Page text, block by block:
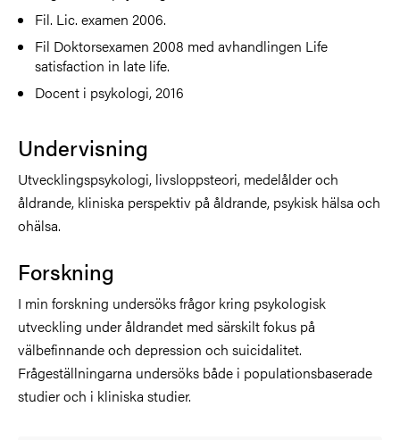
Fil. Lic. examen 2006.
Fil Doktorsexamen 2008 med avhandlingen Life
satisfaction in late life.
Docent i psykologi, 2016
Undervisning
Utvecklingspsykologi, livsloppsteori, medelålder och
åldrande, kliniska perspektiv på åldrande, psykisk hälsa och
ohälsa.
Forskning
I min forskning undersöks frågor kring psykologisk
utveckling under åldrandet med särskilt fokus på
välbefinnande och depression och suicidalitet.
Frågeställningarna undersöks både i populationsbaserade
studier och i kliniska studier.